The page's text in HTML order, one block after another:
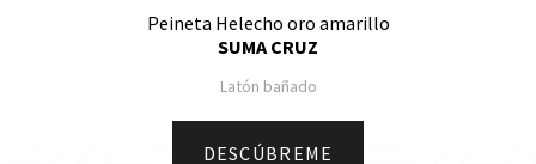
Peineta Helecho oro amarillo
SUMA CRUZ
Latón bañado
DESCÚBREME